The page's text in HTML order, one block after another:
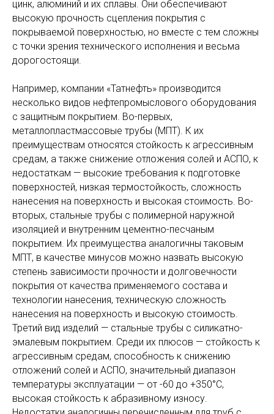
цинк, алюминий и их сплавы. Они обеспечивают
высокую прочность сцепления покрытия с
покрываемой поверхностью, но вместе с тем сложны
с точки зрения технического исполнения и весьма
дорогостоящи.
Например, компании «Татнефть» производится
несколько видов нефтепромыслового оборудования
с защитным покрытием. Во-первых,
металлопластмассовые трубы (МПТ). К их
преимуществам относятся стойкость к агрессивным
средам, а также снижение отложения солей и АСПО, к
недостаткам — высокие требования к подготовке
поверхностей, низкая термостойкость, сложность
нанесения на поверхность и высокая стоимость. Во-
вторых, стальные трубы с полимерной наружной
изоляцией и внутренним цементно-песчаным
покрытием. Их преимущества аналогичны таковым
МПТ, в качестве минусов можно назвать высокую
степень зависимости прочности и долговечности
покрытия от качества применяемого состава и
технологии нанесения, техническую сложность
нанесения на поверхность и высокую стоимость.
Третий вид изделий — стальные трубы с силикатно-
эмалевым покрытием. Среди их плюсов — стойкость к
агрессивным средам, способность к снижению
отложений солей и АСПО, значительный диапазон
температуры эксплуатации — от -60 до +350°C,
высокая стойкость к абразивному износу.